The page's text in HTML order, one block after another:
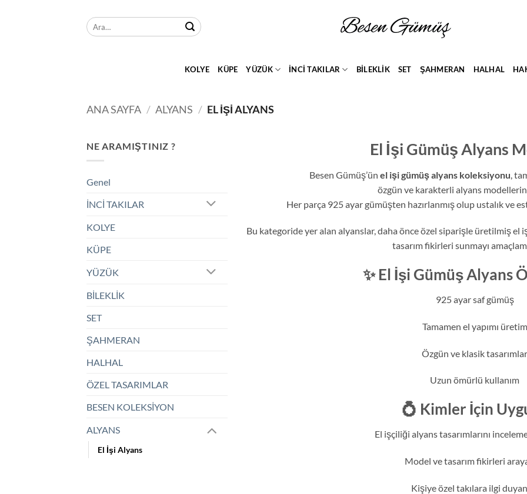
Ara:
KOLYE KÜPE YÜZÜK İNCİ TAKILAR BİLEKLİK SET ŞAHMERAN HALHAL
ANA SAYFA / ALYANS / EL İŞI ALYANS
NE ARAMIŞTINIZ ?
Genel
İNCİ TAKILAR
KOLYE
KÜPE
YÜZÜK
BİLEKLİK
SET
ŞAHMERAN
HALHAL
ÖZEL TASARIMLAR
BESEN KOLEKSİYON
ALYANS
El İşi Alyans
El İşi Gümüş Alyans
Besen Gümüş’ün el işi gümüş alyans koleksiyonu ,
özgün ve karakterli alyans
Her parça 925 ayar gümüşten hazırlanmış olup ustalık ve
Bu kategoride yer alan alyanslar, daha önce özel siparişle üretilmiş
tasarım fikirleri sunmayı
✨ El İşi Gümüş Alyans
925 ayar saf gümüş
Tamamen el yapımı üretim
Özgün ve klasik tasarımlar
Uzun ömürlü kullanım
💍 Kimler İçin
El işçiliği alyans tasarımlarını
Model ve tasarım fikirleri
Kişiye özel takılara ilgi